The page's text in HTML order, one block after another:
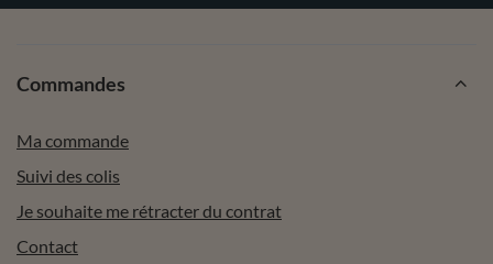
Commandes
Ma commande
Suivi des colis
Je souhaite me rétracter du contrat
Contact